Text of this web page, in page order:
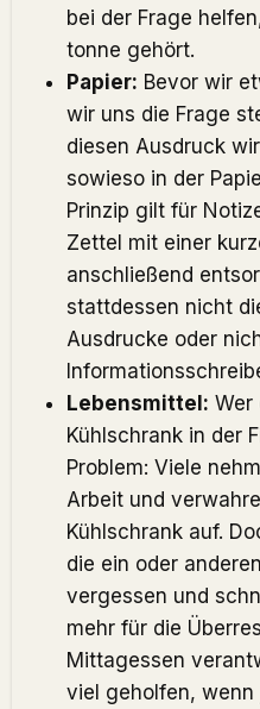
bei der Frage
tonne gehört.
Papier: Bevor wir
wir uns die Frage
diesen Ausdruck
sowieso in der
Prinzip gilt für
Zettel mit einer
anschließend
stattdessen nicht
Ausdrucke oder
Lebensmittel: Wer
Kühlschrank in der
Problem: Viele
Arbeit und
Kühlschrank auf.
die ein oder
vergessen und
mehr für die
Mittagessen
viel geholfen, wenn